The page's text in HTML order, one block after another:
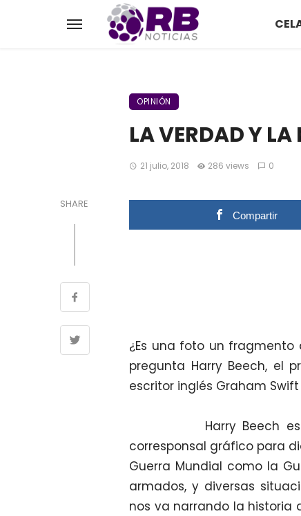
OPINIÓN
LA VERDAD Y
21 julio, 2018 286 views 0
SHARE
Compartir
¿Es una foto un fragmento
pregunta Harry Beech, el
escritor inglés Graham Swift
Harry Beech es un
corresponsal gráfico para
Guerra Mundial como la
armados, y diversas
nos va narrando la historia